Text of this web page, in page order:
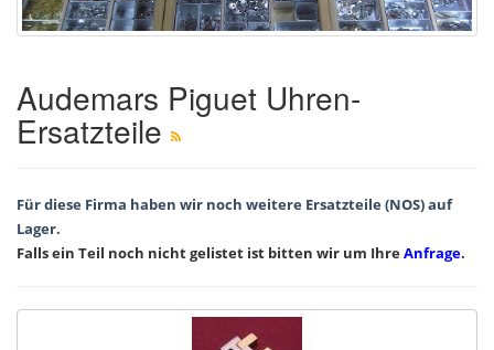
Audemars Piguet Uhren-
Ersatzteile
Für diese Firma haben wir noch weitere Ersatzteile (NOS) auf
Lager.
Falls ein Teil noch nicht gelistet ist bitten wir um IhreAnfrage.